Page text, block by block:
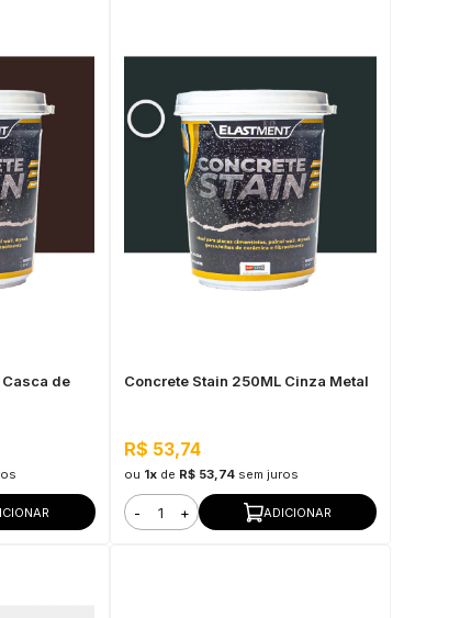
de
Concrete Stain 250ML Cinza Metal
R$ 53,74
ou 1xde R$ 53,74 sem juros
- + ADICIONAR